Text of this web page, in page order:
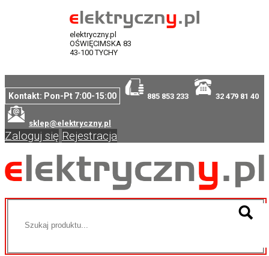
elektryczny.pl
OŚWIĘCIMSKA 83
43-100 TYCHY
Kontakt: Pon-Pt 7:00-15:00 885 853 233 32 479 81 40
sklep@elektryczny.pl
Zaloguj się Rejestracja